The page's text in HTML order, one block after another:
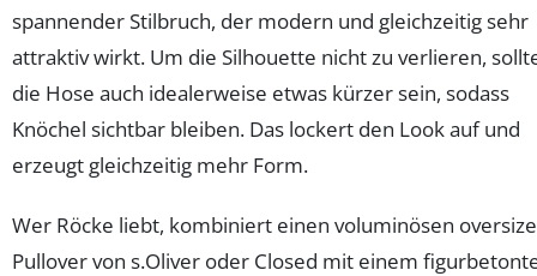
spannender Stilbruch, der modern und gleichzeitig sehr
attraktiv wirkt. Um die Silhouette nicht zu verlieren,
die Hose auch idealerweise etwas kürzer sein, sodass
Knöchel sichtbar bleiben. Das lockert den Look auf und
erzeugt gleichzeitig mehr Form.
Wer Röcke liebt, kombiniert einen voluminösen
Pullover von s.Oliver oder Closed mit einem